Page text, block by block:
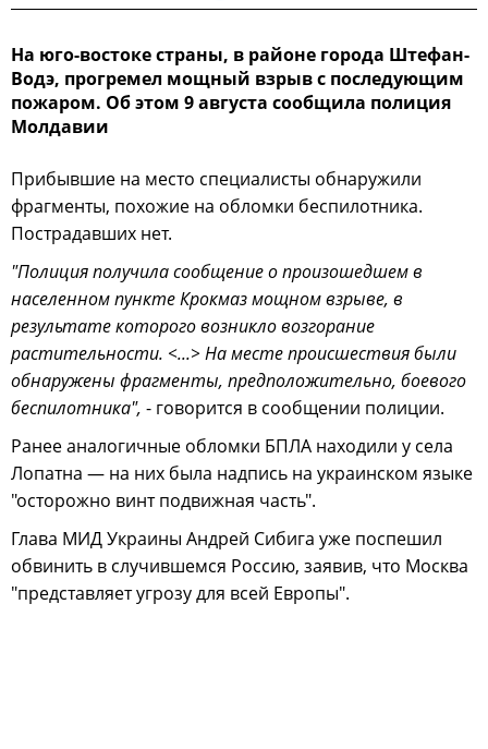
На юго-востоке страны, в районе города Штефан-
Водэ, прогремел мощный взрыв с последующим
пожаром. Об этом 9 августа сообщила полиция
Молдавии
Прибывшие на место специалисты обнаружили
фрагменты, похожие на обломки беспилотника.
Пострадавших нет.
"Полиция получила сообщение о произошедшем в
населенном пункте Крокмаз мощном взрыве, в
результате которого возникло возгорание
растительности. <...> На месте происшествия были
обнаружены фрагменты, предположительно, боевого
беспилотника", - говорится в сообщении полиции.
Ранее аналогичные обломки БПЛА находили у села
Лопатна — на них была надпись на украинском языке
"осторожно винт подвижная часть".
Глава МИД Украины Андрей Сибига уже поспешил
обвинить в случившемся Россию, заявив, что Москва
"представляет угрозу для всей Европы".